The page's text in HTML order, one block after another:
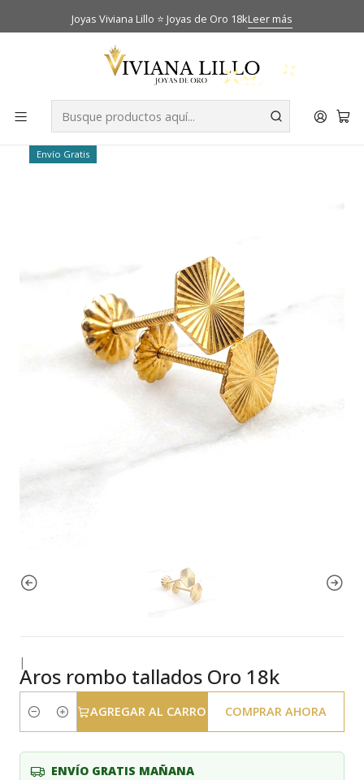
Joyas Viviana Lillo ⭐ Joyas de Oro 18kLeer más
Catálogo
-25% OFF
Envío Gratis
|
Aros rombo tallados Oro 18k
Cantidad
AGREGAR AL CARRO COMPRAR AHORA
ENVÍO GRATIS MAÑANA